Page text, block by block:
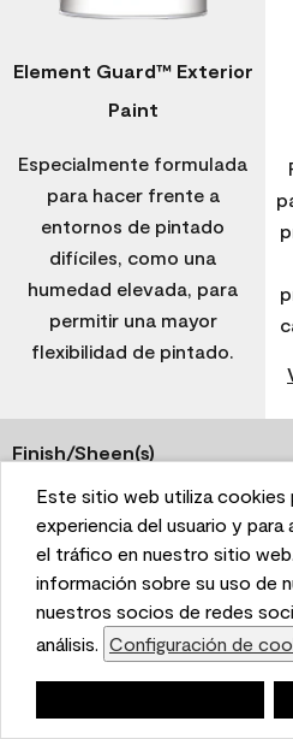
This website uses cookies to
and to analyze performance
We also share information
with our social media,
partners. Cookie Settings
Este sitio web utiliza cookies
experiencia del usuario y para
el tráfico en nuestro sitio
información sobre su uso de
nuestros socios de redes
análisis. Configuración de
Element Guard™ Exterior
Paint
Especialmente formulada
para hacer frente a
entornos de pintado
difíciles, como una
humedad elevada, para
permitir una mayor
flexibilidad de pintado.
Finish/Sheen(s)
Flat
Low Lustre
Recomendado para uso en